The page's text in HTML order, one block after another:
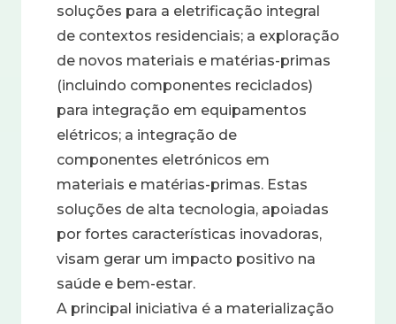
soluções para a eletrificação integral
de contextos residenciais; a exploração
de novos materiais e matérias-primas
(incluindo componentes reciclados)
para integração em equipamentos
elétricos; a integração de
componentes eletrónicos em
materiais e matérias-primas. Estas
soluções de alta tecnologia, apoiadas
por fortes características inovadoras,
visam gerar um impacto positivo na
saúde e bem-estar.
A principal iniciativa é a materialização